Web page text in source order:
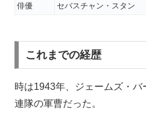
俳優
セバスチャン・スタン
これまでの経歴
時は1943年、ジェームズ・
連隊の軍曹だった。